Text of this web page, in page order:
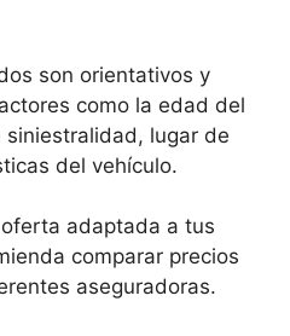
son orientativos y
como la edad del
lugar de
del vehículo.
adaptada a tus
comparar precios
aseguradoras.